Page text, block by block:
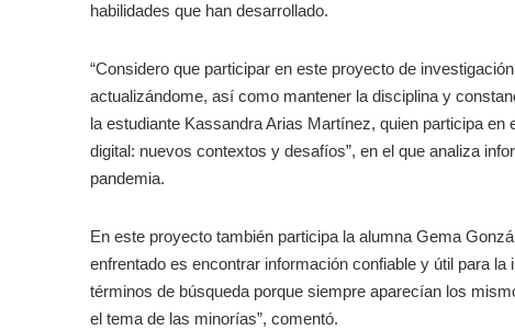
habilidades que han desarrollado.
“Considero que participar en este proyecto de
actualizándome, así como mantener la disciplina y
la estudiante Kassandra Arias Martínez, quien participa
digital: nuevos contextos y desafíos”, en el que analiza
pandemia.
En este proyecto también participa la alumna Gema
enfrentado es encontrar información confiable y útil para
términos de búsqueda porque siempre aparecían los
el tema de las minorías”, comentó.